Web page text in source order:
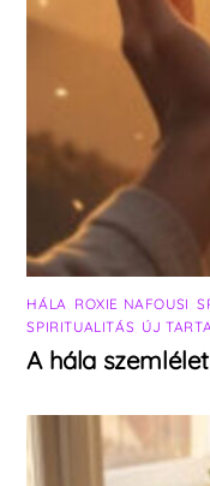
HÁLA ROXIE NAFOUSI
SPIRITUALITÁS ÚJ
A hála